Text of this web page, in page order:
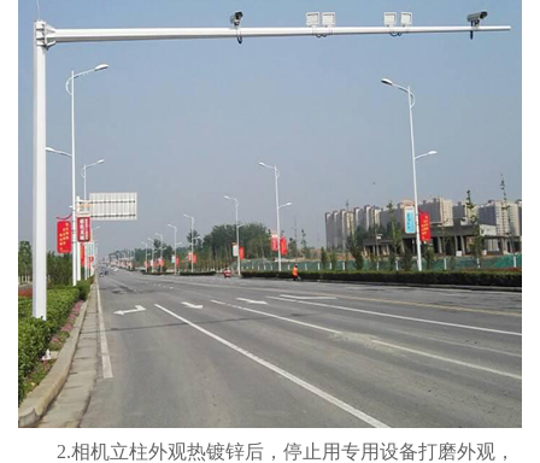
2.相机立柱外观热镀锌后，停止用专用设备打磨外观，